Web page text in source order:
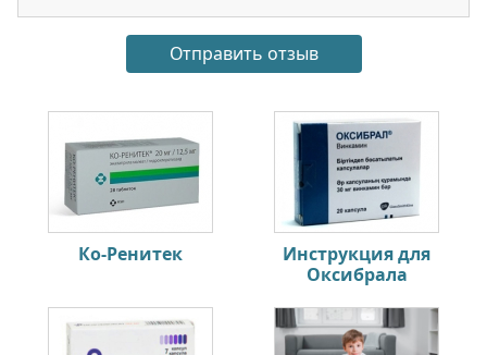
Ко-Ренитек
Инструкция для
Оксибрала